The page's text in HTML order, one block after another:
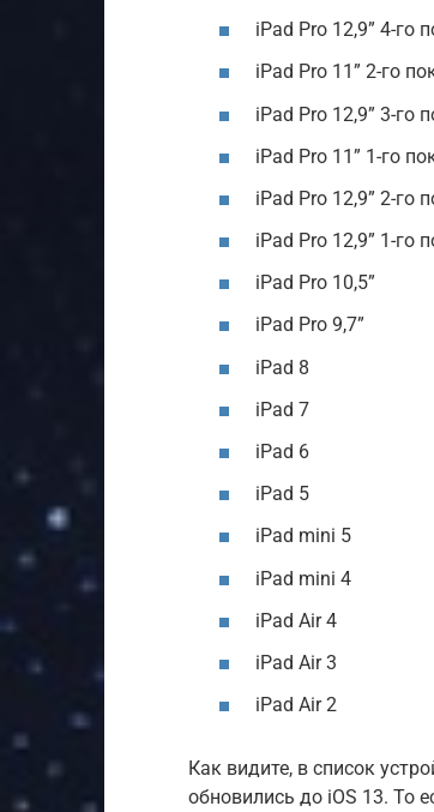
iPad Pro 12,9” 4-го
iPad Pro 11” 2-го
iPad Pro 12,9” 3-го
iPad Pro 11” 1-го
iPad Pro 12,9” 2-го
iPad Pro 12,9” 1-го
iPad Pro 10,5”
iPad Pro 9,7”
iPad 8
iPad 7
iPad 6
iPad 5
iPad mini 5
iPad mini 4
iPad Air 4
iPad Air 3
iPad Air 2
Как видите, в список
обновились до iOS 13. То